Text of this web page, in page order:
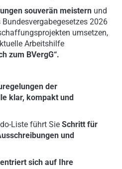
souverän meistern und
2026
umsetzen,
Arbeitshilfe
zum BVergG“.
der
klar, kompakt und
Liste führt Sie Schritt für
und
sich auf Ihre